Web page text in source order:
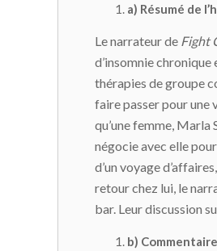
a) Résumé de
Le narrateur de Fight
d’insomnie
thérapies de groupe
faire passer pour une
qu’une femme,
négocie avec elle
d’un voyage
retour chez lui, le
bar. Leur discussion
b)